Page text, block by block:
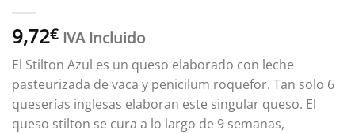
9,72€ IVA Incluido
El Stilton Azul es un queso elaborado con leche
pasteurizada de vaca y penicilum roquefor. Tan solo 6
queserías inglesas elaboran este singular queso. El
queso stilton se cura a lo largo de 9 semanas,